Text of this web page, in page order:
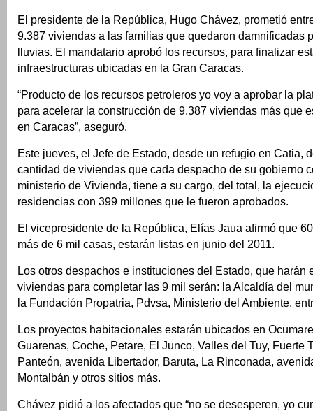
El presidente de la República, Hugo Chávez, prometió
9.387 viviendas a las familias que quedaron damnificadas
lluvias. El mandatario aprobó los recursos, para finalizar
infraestructuras ubicadas en la Gran Caracas.
“Producto de los recursos petroleros yo voy a aprobar la
para acelerar la construcción de 9.387 viviendas más que
en Caracas”, aseguró.
Este jueves, el Jefe de Estado, desde un refugio en Catia,
cantidad de viviendas que cada despacho de su gobierno
ministerio de Vivienda, tiene a su cargo, del total, la
residencias con 399 millones que le fueron aprobados.
El vicepresidente de la República, Elías Jaua afirmó que
más de 6 mil casas, estarán listas en junio del 2011.
Los otros despachos e instituciones del Estado, que harán
viviendas para completar las 9 mil serán: la Alcaldía del
la Fundación Propatria, Pdvsa, Ministerio del Ambiente,
Los proyectos habitacionales estarán ubicados en
Guarenas, Coche, Petare, El Junco, Valles del Tuy, Fuerte
Panteón, avenida Libertador, Baruta, La Rinconada,
Montalbán y otros sitios más.
Chávez pidió a los afectados que “no se desesperen, yo